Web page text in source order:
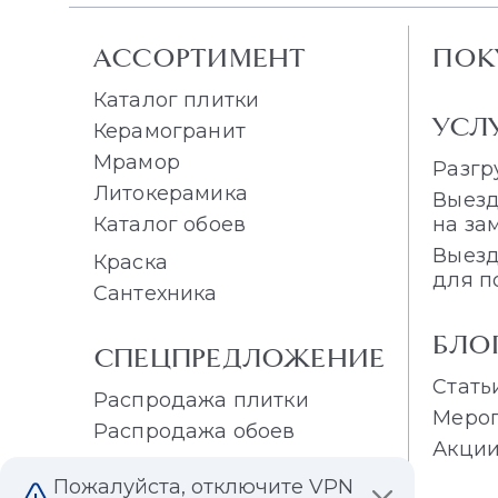
АССОРТИМЕНТ
Каталог плитки
Керамогранит
Мрамор
Литокерамика
Каталог обоев
Краска
Сантехника
СПЕЦПРЕДЛОЖЕНИЕ
Распродажа плитки
Распродажа обоев
на
для
Акции
Пожалуйста, отключите VPN